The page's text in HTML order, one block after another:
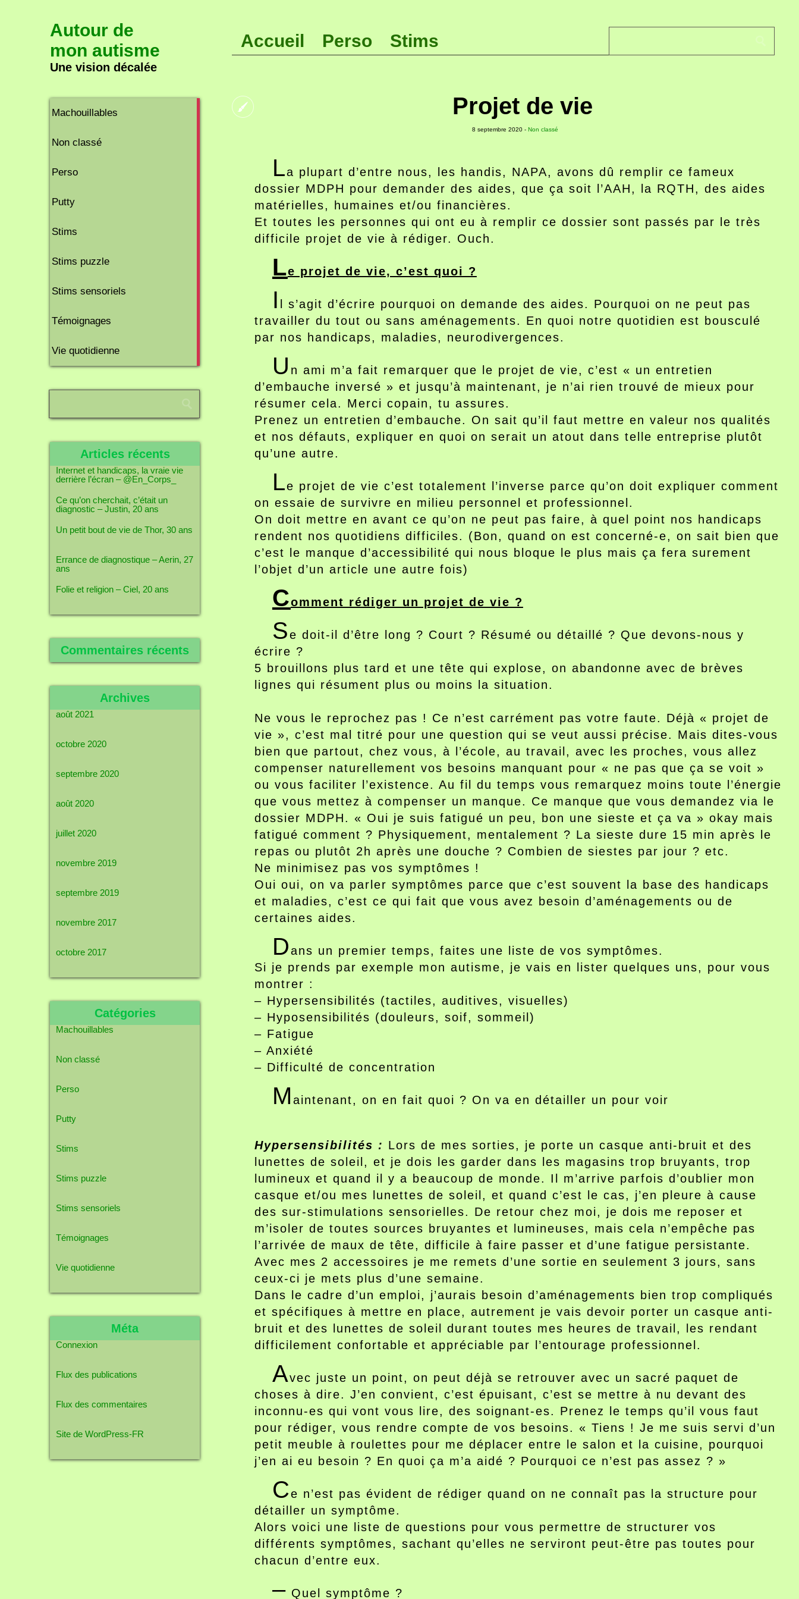
Autour de
mon autisme
Une vision décalée
Machouillables
Non classé
Perso
Putty
Stims
Stims puzzle
Stims sensoriels
Témoignages
Vie quotidienne
Articles récents
Internet et handicaps, la vraie vie
derrière l’écran – @En_Corps_
Ce qu’on cherchait, c’était un
diagnostic – Justin, 20 ans
Un petit bout de vie de Thor, 30 ans
Errance de diagnostique – Aerin, 27
ans
Folie et religion – Ciel, 20 ans
Commentaires récents
Archives
août 2021
octobre 2020
septembre 2020
août 2020
juillet 2020
novembre 2019
septembre 2019
novembre 2017
octobre 2017
Catégories
Machouillables
Non classé
Perso
Putty
Stims
Stims puzzle
Stims sensoriels
Témoignages
Vie quotidienne
Méta
Connexion
Flux des publications
Flux des commentaires
Site de WordPress-FR
Accueil Perso Stims
Projet de vie
8 septembre 2020 -Non classé
La plupart d’entre nous, les handis, NAPA, avons dû remplir ce fameux
dossier MDPH pour demander des aides, que ça soit l’AAH, la RQTH, des aides
matérielles, humaines et/ou financières.
Et toutes les personnes qui ont eu à remplir ce dossier sont passés par le très
difficile projet de vie à rédiger. Ouch.
Le projet de vie, c’est quoi ?
I
l s’agit d’écrire pourquoi on demande des aides. Pourquoi on ne peut pas
travailler du tout ou sans aménagements. En quoi notre quotidien est bousculé
par nos handicaps, maladies, neurodivergences.
U n ami m’a fait remarquer que le projet de vie, c’est « un entretien
d’embauche inversé » et jusqu’à maintenant, je n’ai rien trouvé de mieux pour
résumer cela. Merci copain, tu assures.
Prenez un entretien d’embauche. On sait qu’il faut mettre en valeur nos qualités
et nos défauts, expliquer en quoi on serait un atout dans telle entreprise plutôt
qu’une autre.
Le projet de vie c’est totalement l’inverse parce qu’on doit expliquer comment
on essaie de survivre en milieu personnel et professionnel.
On doit mettre en avant ce qu’on ne peut pas faire, à quel point nos handicaps
rendent nos quotidiens difficiles. (Bon, quand on est concerné-e, on sait bien que
c’est le manque d’accessibilité qui nous bloque le plus mais ça fera surement
l’objet d’un article une autre fois)
Comment rédiger un projet de vie ?
Se doit-il d’être long ? Court ? Résumé ou détaillé ? Que devons-nous y
écrire ?
5 brouillons plus tard et une tête qui explose, on abandonne avec de brèves
lignes qui résument plus ou moins la situation.
Ne vous le reprochez pas ! Ce n’est carrément pas votre faute. Déjà « projet de
vie », c’est mal titré pour une question qui se veut aussi précise. Mais dites-vous
bien que partout, chez vous, à l’école, au travail, avec les proches, vous allez
compenser naturellement vos besoins manquant pour « ne pas que ça se voit »
ou vous faciliter l’existence. Au fil du temps vous remarquez moins toute l’énergie
que vous mettez à compenser un manque. Ce manque que vous demandez via le
dossier MDPH. « Oui je suis fatigué un peu, bon une sieste et ça va » okay mais
fatigué comment ? Physiquement, mentalement ? La sieste dure 15 min après le
repas ou plutôt 2h après une douche ? Combien de siestes par jour ? etc.
Ne minimisez pas vos symptômes !
Oui oui, on va parler symptômes parce que c’est souvent la base des handicaps
et maladies, c’est ce qui fait que vous avez besoin d’aménagements ou de
certaines aides.
Dans un premier temps, faites une liste de vos symptômes.
Si je prends par exemple mon autisme, je vais en lister quelques uns, pour vous
montrer :
– Hypersensibilités (tactiles, auditives, visuelles)
– Hyposensibilités (douleurs, soif, sommeil)
– Fatigue
– Anxiété
– Difficulté de concentration
M aintenant, on en fait quoi ? On va en détailler un pour voir
Hypersensibilités : Lors de mes sorties, je porte un casque anti-bruit et des
lunettes de soleil, et je dois les garder dans les magasins trop bruyants, trop
lumineux et quand il y a beaucoup de monde. Il m’arrive parfois d’oublier mon
casque et/ou mes lunettes de soleil, et quand c’est le cas, j’en pleure à cause
des sur-stimulations sensorielles. De retour chez moi, je dois me reposer et
m’isoler de toutes sources bruyantes et lumineuses, mais cela n’empêche pas
l’arrivée de maux de tête, difficile à faire passer et d’une fatigue persistante.
Avec mes 2 accessoires je me remets d’une sortie en seulement 3 jours, sans
ceux-ci je mets plus d’une semaine.
Dans le cadre d’un emploi, j’aurais besoin d’aménagements bien trop compliqués
et spécifiques à mettre en place, autrement je vais devoir porter un casque anti-
bruit et des lunettes de soleil durant toutes mes heures de travail, les rendant
difficilement confortable et appréciable par l’entourage professionnel.
Avec juste un point, on peut déjà se retrouver avec un sacré paquet de
choses à dire. J’en convient, c’est épuisant, c’est se mettre à nu devant des
inconnu-es qui vont vous lire, des soignant-es. Prenez le temps qu’il vous faut
pour rédiger, vous rendre compte de vos besoins. « Tiens ! Je me suis servi d’un
petit meuble à roulettes pour me déplacer entre le salon et la cuisine, pourquoi
j’en ai eu besoin ? En quoi ça m’a aidé ? Pourquoi ce n’est pas assez ? »
Ce n’est pas évident de rédiger quand on ne connaît pas la structure pour
détailler un symptôme.
Alors voici une liste de questions pour vous permettre de structurer vos
différents symptômes, sachant qu’elles ne serviront peut-être pas toutes pour
chacun d’entre eux.
– Quel symptôme ?